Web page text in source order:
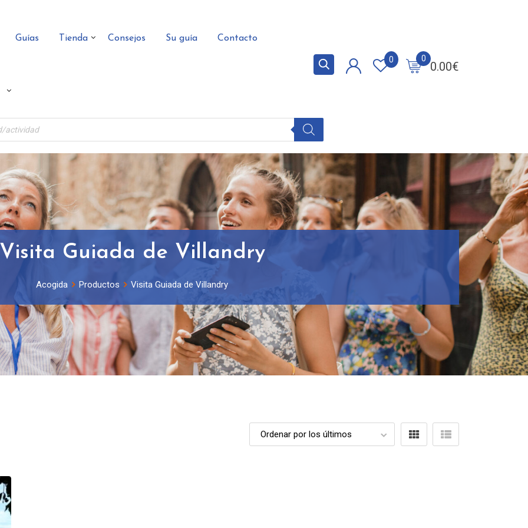
Guías Tienda Consejos Su guía Contacto
0.00€
0
0
Visita Guiada de Villandry
Acogida Productos Visita Guiada de Villandry